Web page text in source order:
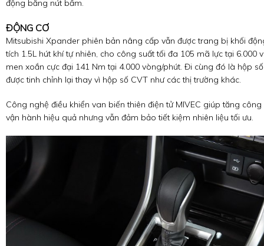
động bằng nút bấm.
ĐỘNG CƠ
Mitsubishi Xpander phiên bản nâng cấp vẫn được trang bị khối
tích 1.5L hút khí tự nhiên, cho công suất tối đa 105 mã lực tại 6.000
men xoắn cực đại 141 Nm tại 4.000 vòng/phút. Đi cùng đó là hộp
được tinh chỉnh lại thay vì hộp số CVT như các thị trường khác.
Công nghệ điều khiển van biến thiên điện tử MIVEC giúp tăng
vận hành hiệu quả nhưng vẫn đảm bảo tiết kiệm nhiên liệu tối ưu.